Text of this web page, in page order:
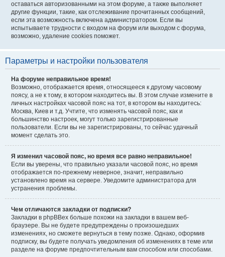
оставаться авторизованными на этом форуме, а также выполняет
другие функции, такие, как отслеживание прочитанных сообщений,
если эта возможность включена администратором. Если вы
испытываете трудности с входом на форум или выходом с форума,
возможно, удаление cookies поможет.
Параметры и настройки пользователя
На форуме неправильное время!
Возможно, отображается время, относящееся к другому часовому
поясу, а не к тому, в котором находитесь вы. В этом случае измените в
личных настройках часовой пояс на тот, в котором вы находитесь:
Москва, Киев и т.д. Учтите, что изменять часовой пояс, как и
большинство настроек, могут только зарегистрированные
пользователи. Если вы не зарегистрированы, то сейчас удачный
момент сделать это.
Я изменил часовой пояс, но время все равно неправильное!
Если вы уверены, что правильно указали часовой пояс, но время
отображается по-прежнему неверное, значит, неправильно
установлено время на сервере. Уведомите администратора для
устранения проблемы.
Чем отличаются закладки от подписки?
Закладки в phpBBex больше похожи на закладки в вашем веб-
браузере. Вы не будете предупреждены о произошедших
изменениях, но сможете вернуться в тему позже. Однако, оформив
подписку, вы будете получать уведомления об изменениях в теме или
разделе на форуме предпочтительным вам способом или способами.